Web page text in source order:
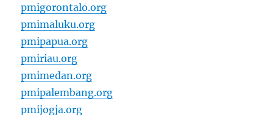
pmigorontalo.org
pmimaluku.org
pmipapua.org
pmiriau.org
pmimedan.org
pmipalembang.org
pmijogja.org